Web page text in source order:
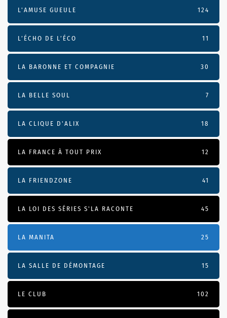
L'AMUSE GUEULE 124
L’ÉCHO DE L’ÉCO 11
LA BARONNE ET COMPAGNIE 30
LA BELLE SOUL 7
LA CLIQUE D'ALIX 18
LA FRANCE À TOUT PRIX 12
LA FRIENDZONE 41
LA LOI DES SÉRIES S'LA RACONTE 45
LA MANITA 25
LA SALLE DE DÉMONTAGE 15
LE CLUB 102